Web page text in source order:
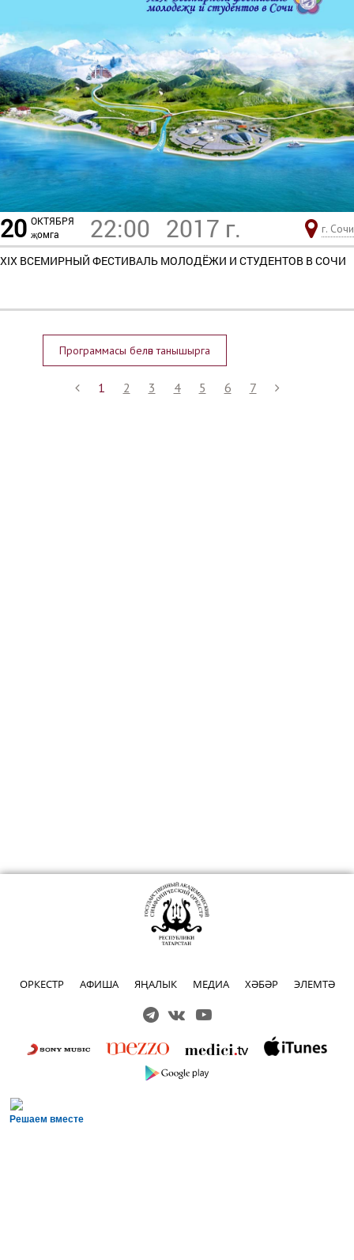
20 ОКТЯБРЯ
җомга
22:00 2017 г. г. Сочи
XIX ВСЕМИРНЫЙ ФЕСТИВАЛЬ МОЛОДЁЖИ И СТУДЕНТОВ В СОЧИ
Программасы белән танышырга
1 2 3 4 5 6 7
ОРКЕСТР АФИША ЯҢАЛЫК МЕДИА ХӘБӘР ЭЛЕМТӘ
Решаем вместе